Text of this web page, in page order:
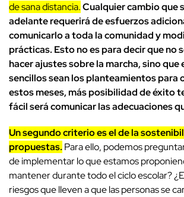
de sana distancia.Cualquier cambio que
adelante requerirá de esfuerzos
comunicarlo a toda la comunidad y
prácticas. Esto no es para decir que no
hacer ajustes sobre la marcha, sino que
sencillos sean los planteamientos para
estos meses, más posibilidad de éxito
fácil será comunicar las adecuaciones
Un segundo criterio es el de la
propuestas. Para ello, podemos
de implementar lo que estamos
mantener durante todo el ciclo escolar?
riesgos que lleven a que las personas se